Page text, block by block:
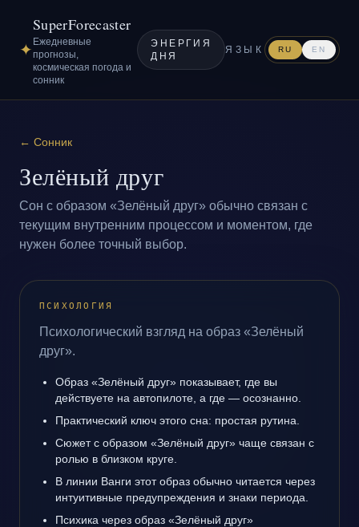
✦
SuperForecaster
Ежедневные
прогнозы,
космическая погода и
сонник
ЭНЕРГИЯ
ДНЯ
ЯЗЫК RU EN
← Сонник
Зелёный друг
Сон с образом «Зелёный друг» обычно связан с
текущим внутренним процессом и моментом, где
нужен более точный выбор.
ПСИХОЛОГИЯ
Психологический взгляд на образ «Зелёный
друг».
Образ «Зелёный друг» показывает, где вы
действуете на автопилоте, а где — осознанно.
Практический ключ этого сна: простая рутина.
Сюжет с образом «Зелёный друг» чаще связан с
ролью в близком круге.
В линии Ванги этот образ обычно читается через
интуитивные предупреждения и знаки периода.
Психика через образ «Зелёный друг»